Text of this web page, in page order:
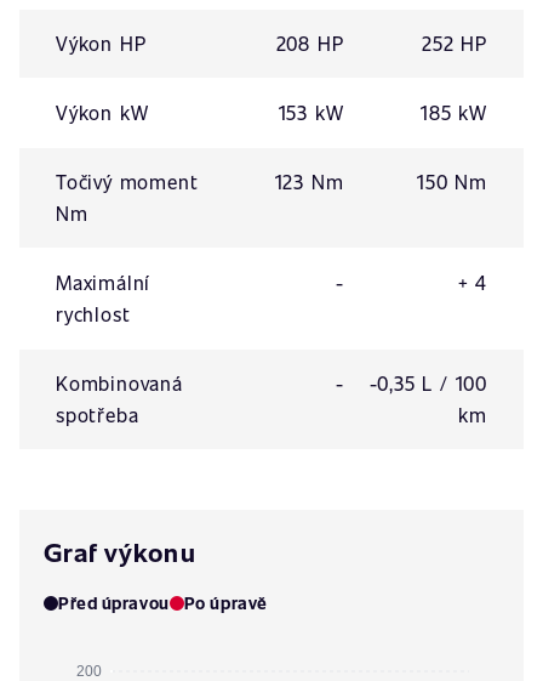
Výkon HP 208 HP 252 HP
Výkon kW 153 kW 185 kW
Točivý moment
Nm
123 Nm 150 Nm
Maximální
rychlost
- + 4
Kombinovaná
spotřeba
-
-0,35 L / 100
km
Graf výkonu
Před úpravou Po úpravě
200